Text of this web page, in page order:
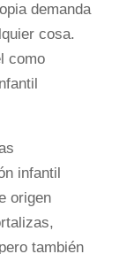
demanda
cosa.
como
infantil
origen
también